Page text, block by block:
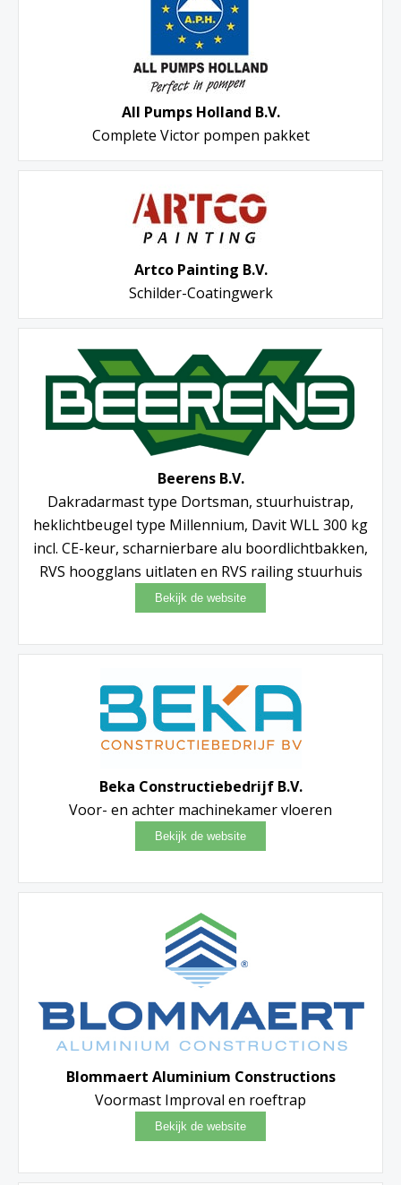
All Pumps Holland B.V.
Complete Victor pompen pakket
Artco Painting B.V.
Schilder-Coatingwerk
Beerens B.V.
Dakradarmast type Dortsman, stuurhuistrap,
heklichtbeugel type Millennium, Davit WLL 300 kg
incl. CE-keur, scharnierbare alu boordlichtbakken,
RVS hoogglans uitlaten en RVS railing stuurhuis
Beka Constructiebedrijf B.V.
Voor- en achter machinekamer vloeren
Blommaert Aluminium Constructions
Voormast Improval en roeftrap